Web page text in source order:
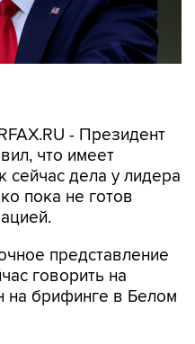
- Президент
что имеет
сейчас дела у лидера
пока не готов
представление
говорить на
на брифинге в Белом